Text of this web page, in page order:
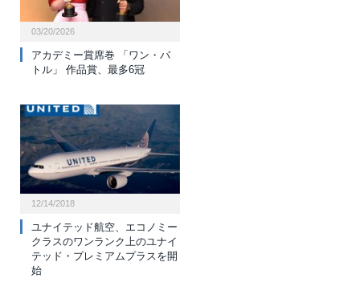
03/20/2026
アカデミー賞席巻 「ワン・バ
トル」 作品賞、最多6冠
12/14/2018
ユナイテッド航空、エコノミー
クラスのワンランク上のユナイ
テッド・プレミアムプラスを開
始